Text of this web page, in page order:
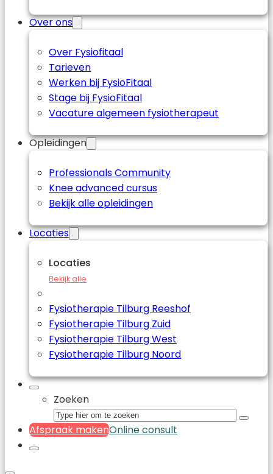
Over ons
Over Fysiofitaal
Tarieven
Werken bij FysioFitaal
Stage bij FysioFitaal
Vacature algemeen fysiotherapeut
Opleidingen
Professionals Community
Knee advanced cursus
Bekijk alle opleidingen
Locaties
Locaties
Bekijk alle
Fysiotherapie Tilburg Reeshof
Fysiotherapie Tilburg Zuid
Fysiotherapie Tilburg West
Fysiotherapie Tilburg Noord
Zoeken
Afspraak makenOnline consult